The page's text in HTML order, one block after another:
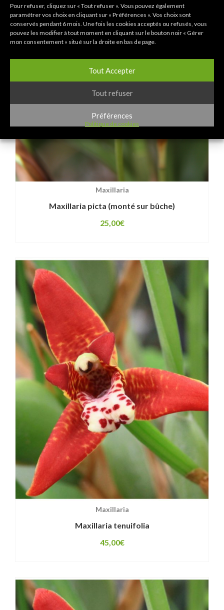
Pour refuser, cliquez sur « Tout refuser ». Vous pouvez également
paramétrer vos choix en cliquant sur « Préférences ». Vos choix sont
conservés pendant 6 mois. Une fois les cookies acceptés ou refusés, vous
pouvez les modifier à tout moment en cliquant sur le bouton noir « Gérer
mon consentement » situé sur la droite en bas de page.
Tout Accepter
Tout refuser
Préférences
Politique de cookies
Maxillaria
Maxillaria picta (monté sur bûche)
25,00€
Maxillaria
Maxillaria tenuifolia
45,00€